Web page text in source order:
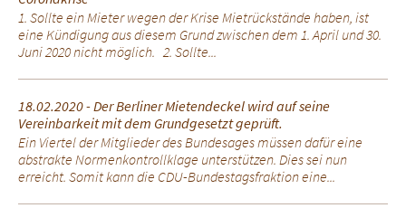
1. Sollte ein Mieter wegen der Krise Mietrückstände haben, ist
eine Kündigung aus diesem Grund zwischen dem 1. April und 30.
Juni 2020 nicht möglich. 2. Sollte...
18.02.2020 - Der Berliner Mietendeckel wird auf seine
Vereinbarkeit mit dem Grundgesetzt geprüft.
Ein Viertel der Mitglieder des Bundesages müssen dafür eine
abstrakte Normenkontrollklage unterstützen. Dies sei nun
erreicht. Somit kann die CDU-Bundestagsfraktion eine...